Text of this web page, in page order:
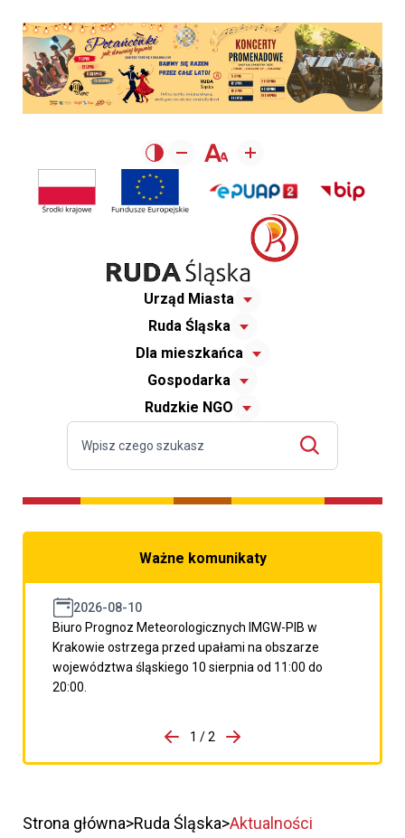
Urząd Miasta
Ruda Śląska
Dla mieszkańca
Gospodarka
Rudzkie NGO
Ważne komunikaty
2026-08-10
Biuro Prognoz Meteorologicznych IMGW-PIB w
Krakowie ostrzega przed upałami na obszarze
województwa śląskiego 10 sierpnia od 11:00 do
20:00.
porzpedniego komunikatu
1 / 2
Przejdź do następnego
Strona główna Ruda Śląska Aktualności